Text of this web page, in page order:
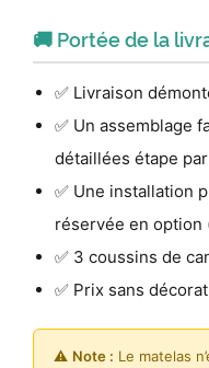
🚚 Portée de la
✅ Livraison
✅ Un assemblage
détaillées étape
✅ Une installation
réservée en option
✅ 3 coussins de
✅ Prix sans
⚠️ Note : Le matelas